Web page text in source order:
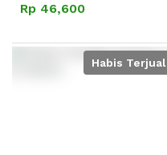
Rp 46,600
Habis Terjual